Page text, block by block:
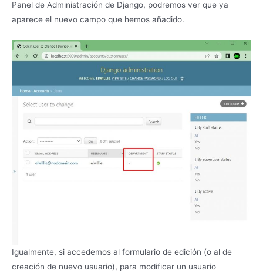
Panel de Administración de Django, podremos ver que ya
aparece el nuevo campo que hemos añadido.
Igualmente, si accedemos al formulario de edición (o al de
creación de nuevo usuario), para modificar un usuario